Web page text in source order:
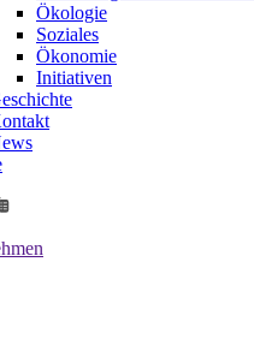
Ökologie
Soziales
Ökonomie
Initiativen